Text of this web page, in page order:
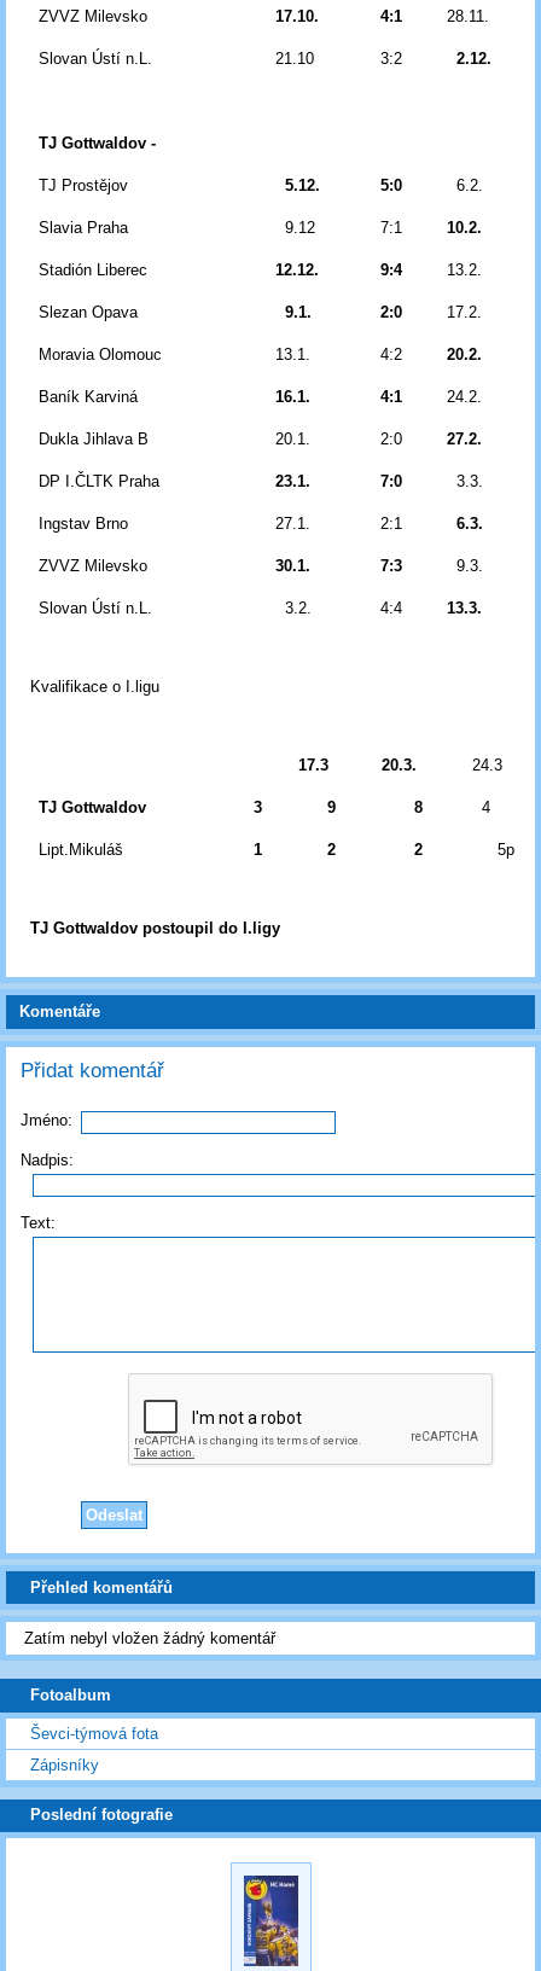
ZVVZ Milevsko 17.10. 4:1 28.11.
Slovan Ústí n.L. 21.10 3:2 2.12.
TJ Gottwaldov -
TJ Prostějov 5.12. 5:0 6.2.
Slavia Praha 9.12 7:1 10.2.
Stadión Liberec 12.12. 9:4 13.2.
Slezan Opava 9.1. 2:0 17.2.
Moravia Olomouc 13.1. 4:2 20.2.
Baník Karviná 16.1. 4:1 24.2.
Dukla Jihlava B 20.1. 2:0 27.2.
DP I.ČLTK Praha 23.1. 7:0 3.3.
Ingstav Brno 27.1. 2:1 6.3.
ZVVZ Milevsko 30.1. 7:3 9.3.
Slovan Ústí n.L. 3.2. 4:4 13.3.
Kvalifikace o I.ligu
17.3 20.3. 24.3
TJ Gottwaldov 3 9 8 4
Lipt.Mikuláš 1 2 2 5p
TJ Gottwaldov postoupil do I.ligy
Komentáře
Přidat komentář
Jméno:
Nadpis:
Text:
Přehled komentářů
Zatím nebyl vložen žádný komentář
Fotoalbum
Ševci-týmová fota
Zápisníky
Poslední fotografie